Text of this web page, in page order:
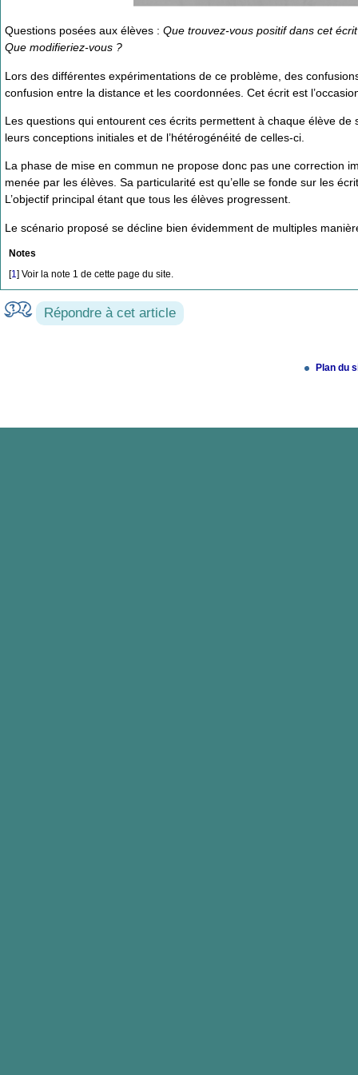
Questions posées aux élèves : Que trouvez-vous positif dans cet
Que modifieriez-vous ?
Lors des différentes expérimentations de ce problème, des
confusion entre la distance et les coordonnées. Cet écrit est
Les questions qui entourent ces écrits permettent à chaque élève
leurs conceptions initiales et de l’hétérogénéité de celles-ci.
La phase de mise en commun ne propose donc pas une correction
menée par les élèves. Sa particularité est qu’elle se fonde sur les
L’objectif principal étant que tous les élèves progressent.
Le scénario proposé se décline bien évidemment de multiples
Notes
[1] Voir la note 1 de cette page du site.
Répondre à cet article
Plan du